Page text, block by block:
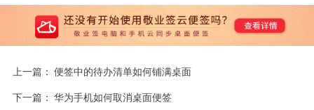
上一篇： 便签中的待办清单如何铺满桌面
下一篇： 华为手机如何取消桌面便签